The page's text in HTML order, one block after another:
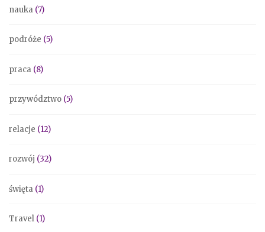
nauka (7)
podróże (5)
praca (8)
przywództwo (5)
relacje (12)
rozwój (32)
święta (1)
Travel (1)